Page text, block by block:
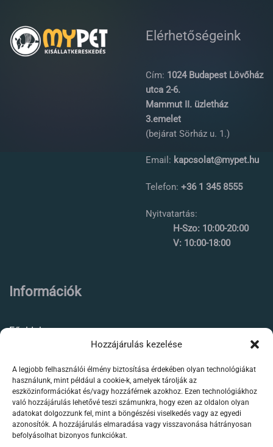
Hozzájárulás kezelése
A legjobb felhasználói élmény biztosítása érdekében olyan technológiákat
használunk, mint például a cookie-k, amelyek tárolják az
eszközinformációkat és/vagy hozzáférnek azokhoz. Ezen technológiákhoz
való hozzájárulás lehetővé teszi számunkra, hogy ezen az oldalon olyan
adatokat dolgozzunk fel, mint a böngészési viselkedés vagy az egyedi
azonosítók. A hozzájárulás elmaradása vagy visszavonása hátrányosan
befolyásolhat bizonyos funkciókat.
Elérhetőségeink
Cím: 1024 Budapest Lövőház
utca 2-6.
Mammut II. üzletház
3.emelet
(bejárat Sörház u. 1.)
Email: kapcsolat@mypet.hu
Telefon: +36 1 345 8555
Nyitvatartás:
H-Szo: 10:00-20:00
V: 10:00-18:00
Információk
Főoldal
Élőállat kereskedés
Forgalmazott termékeink
Szaktanácsadás /